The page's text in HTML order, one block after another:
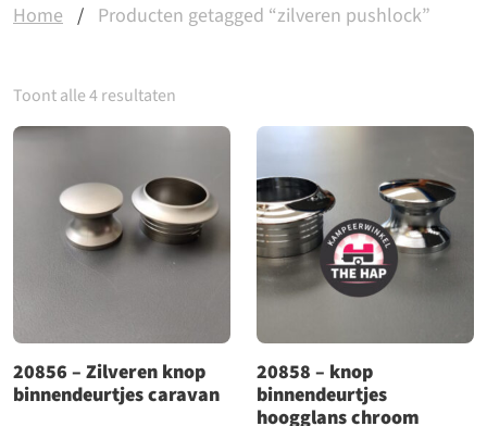
Home / Producten getagged “zilveren pushlock”
Toont alle 4 resultaten
20856 – Zilveren knop
binnendeurtjes caravan
20858 – knop
binnendeurtjes
hoogglans chroom